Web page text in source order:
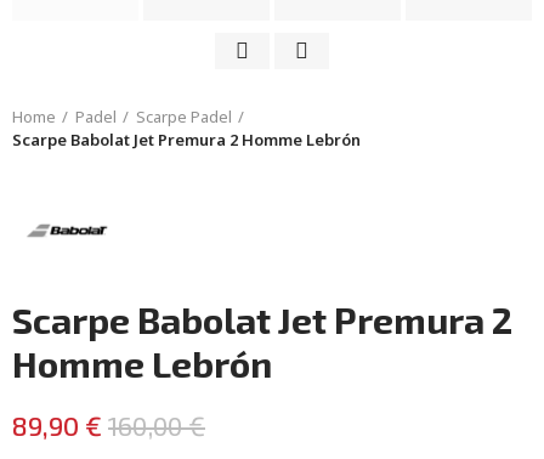
Home Padel
Scarpe Padel
Scarpe Babolat Jet Premura 2 Homme Lebrón
Scarpe Babolat Jet Premura 2
Homme Lebrón
89,90 € 160,00 €